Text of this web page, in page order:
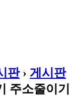
판› 게시판
주소줄이기